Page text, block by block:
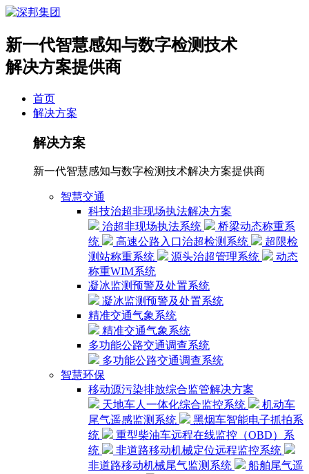
新一代智慧感知与数字检测技术
解决方案提供商
首页
解决方案
解决方案
新一代智慧感知与数字检测技术解决方案提供商
智慧交通
科技治超非现场执法解决方案
治超非现场执法系统
桥梁动态称重系
统
高速公路入口治超检测系统
超限检
测站称重系统
源头治超管理系统
动态
称重WIM系统
凝冰监测预警及处置系统
凝冰监测预警及处置系统
精准交通气象系统
精准交通气象系统
多功能公路交通调查系统
多功能公路交通调查系统
智慧环保
移动源污染排放综合监管解决方案
天地车人一体化综合监控系统
机动车
尾气遥感监测系统
黑烟车智能电子抓拍系
统
重型柴油车远程在线监控（OBD）系
统
非道路移动机械定位远程监控系统
非道路移动机械尾气监测系统
船舶尾气遥